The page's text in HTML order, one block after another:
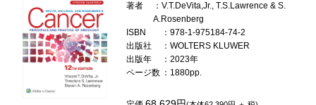
著者
：V.T.DeVita,Jr., T.S.Lawrence & S.
A.Rosenberg
ISBN
：978-1-975184-74-2
出版社
：WOLTERS KLUWER
出版年
：2023年
ページ数 ：1880pp.